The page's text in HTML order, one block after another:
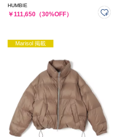
HUMBIE
￥111,650（30%OFF）
Marisol 掲載